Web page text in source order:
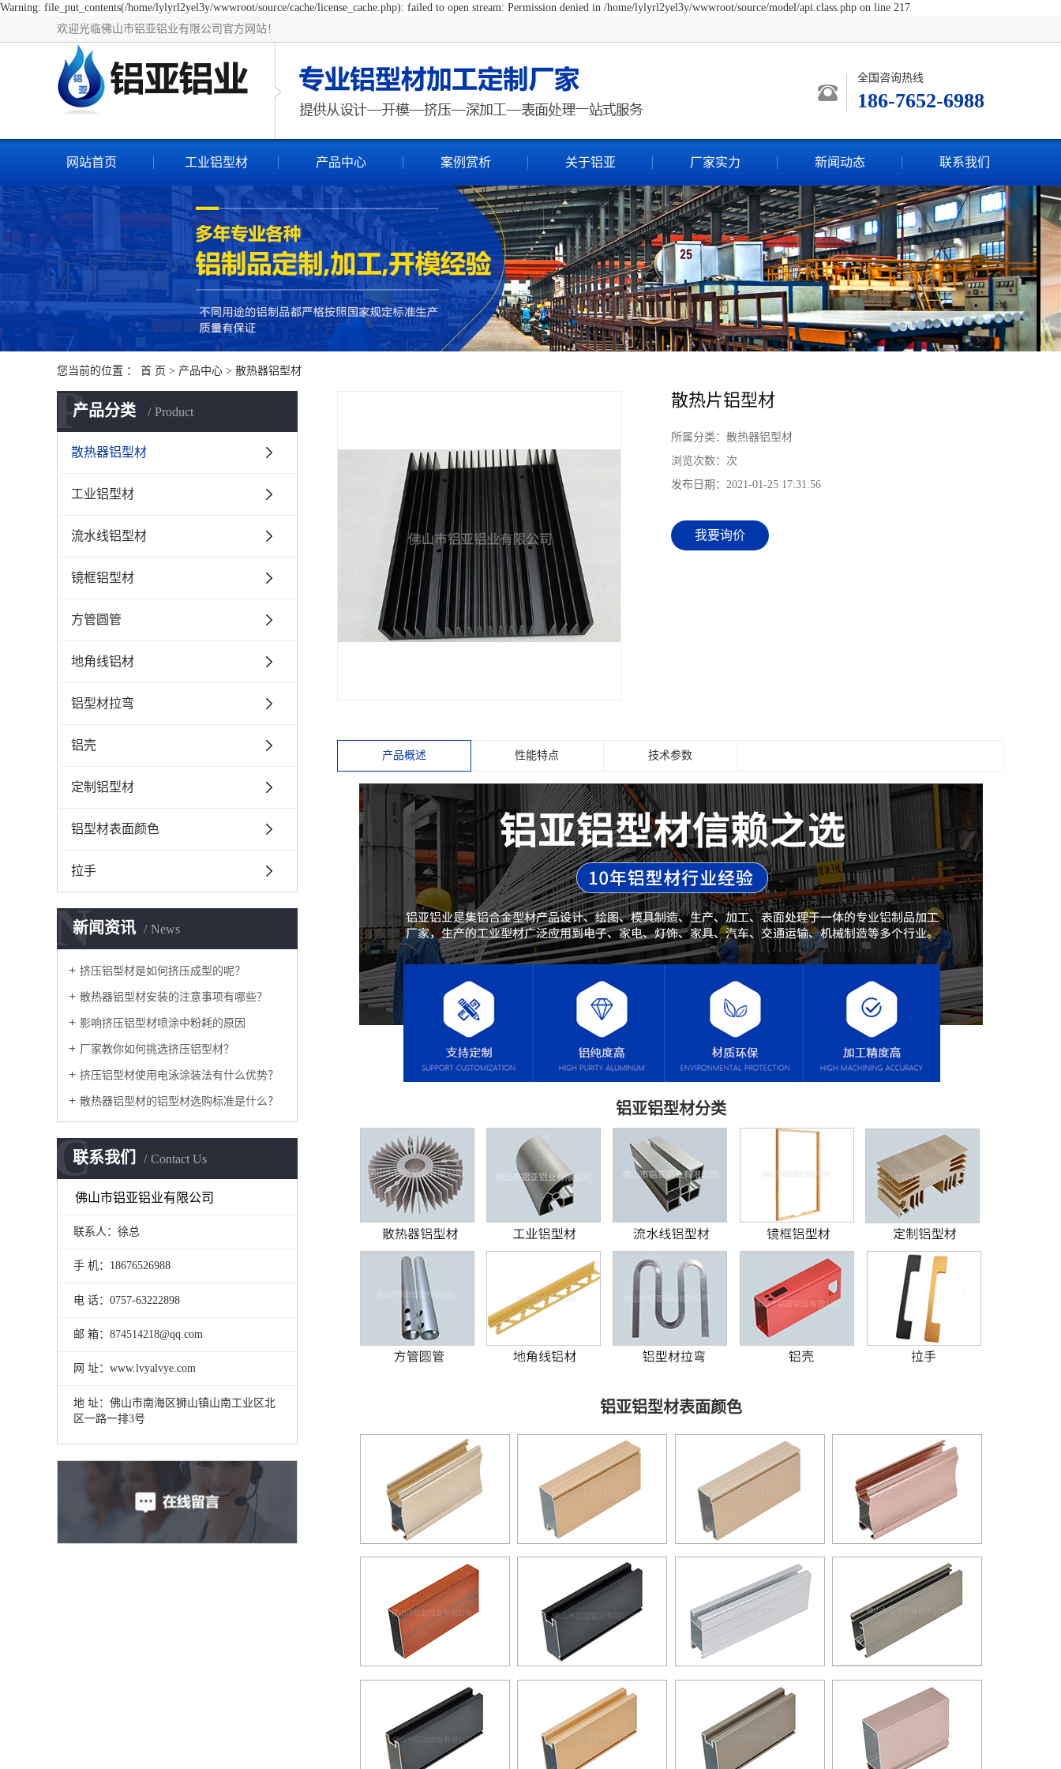
Warning: file_put_contents(/home/lylyrl2yel3y/wwwroot/source/cache/license_cache.php): failed to open stream: Permission denied in /home/lylyrl2yel3y/wwwroot/source/model/api.class.php on line 217
欢迎光临佛山市铝亚铝业有限公司官方网站！
全国咨询热线
186-7652-6988
网站首页 工业铝型材 产品中心 案例赏析 关于铝亚 厂家实力 新闻动态 联系我们
您当前的位置 ： 首 页 > 产品中心 > 散热器铝型材
产品分类 Product
P
散热器铝型材
工业铝型材
流水线铝型材
镜框铝型材
方管圆管
地角线铝材
铝型材拉弯
铝壳
定制铝型材
铝型材表面颜色
拉手
新闻资讯 News
N
挤压铝型材是如何挤压成型的呢？
散热器铝型材安装的注意事项有哪些？
影响挤压铝型材喷涂中粉耗的原因
厂家教你如何挑选挤压铝型材？
挤压铝型材使用电泳涂装法有什么优势？
散热器铝型材的铝型材选购标准是什么？
联系我们 Contact Us
C
佛山市铝亚铝业有限公司
联系人：徐总
手 机：18676526988
电 话：0757-63222898
邮 箱：874514218@qq.com
网 址：www.lvyalvye.com
地 址：佛山市南海区狮山镇山南工业区北
区一路一排3号
散热片铝型材
所属分类： 散热器铝型材
浏览次数： 次
发布日期： 2021-01-25 17:31:56
我要询价
产品概述 性能特点 技术参数
铝亚铝型材分类
铝亚铝型材表面颜色